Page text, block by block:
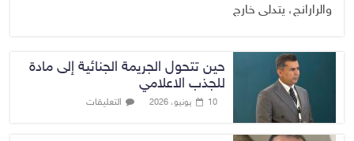
والرارانج، يتدلى خارج
حين تتحول الجريمة الجنائية إلى مادة
للجذب الاعلامي
10 يونيو، 2026 التعليقات